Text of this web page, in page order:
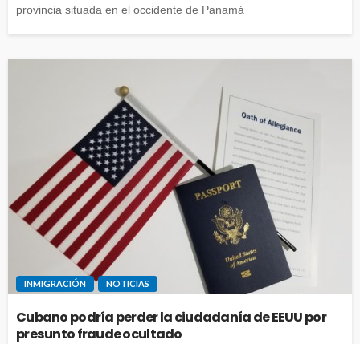
provincia situada en el occidente de Panamá
INMIGRACIÓN NOTICIAS
Cubano podría perder la ciudadanía de EEUU por
presunto fraude ocultado